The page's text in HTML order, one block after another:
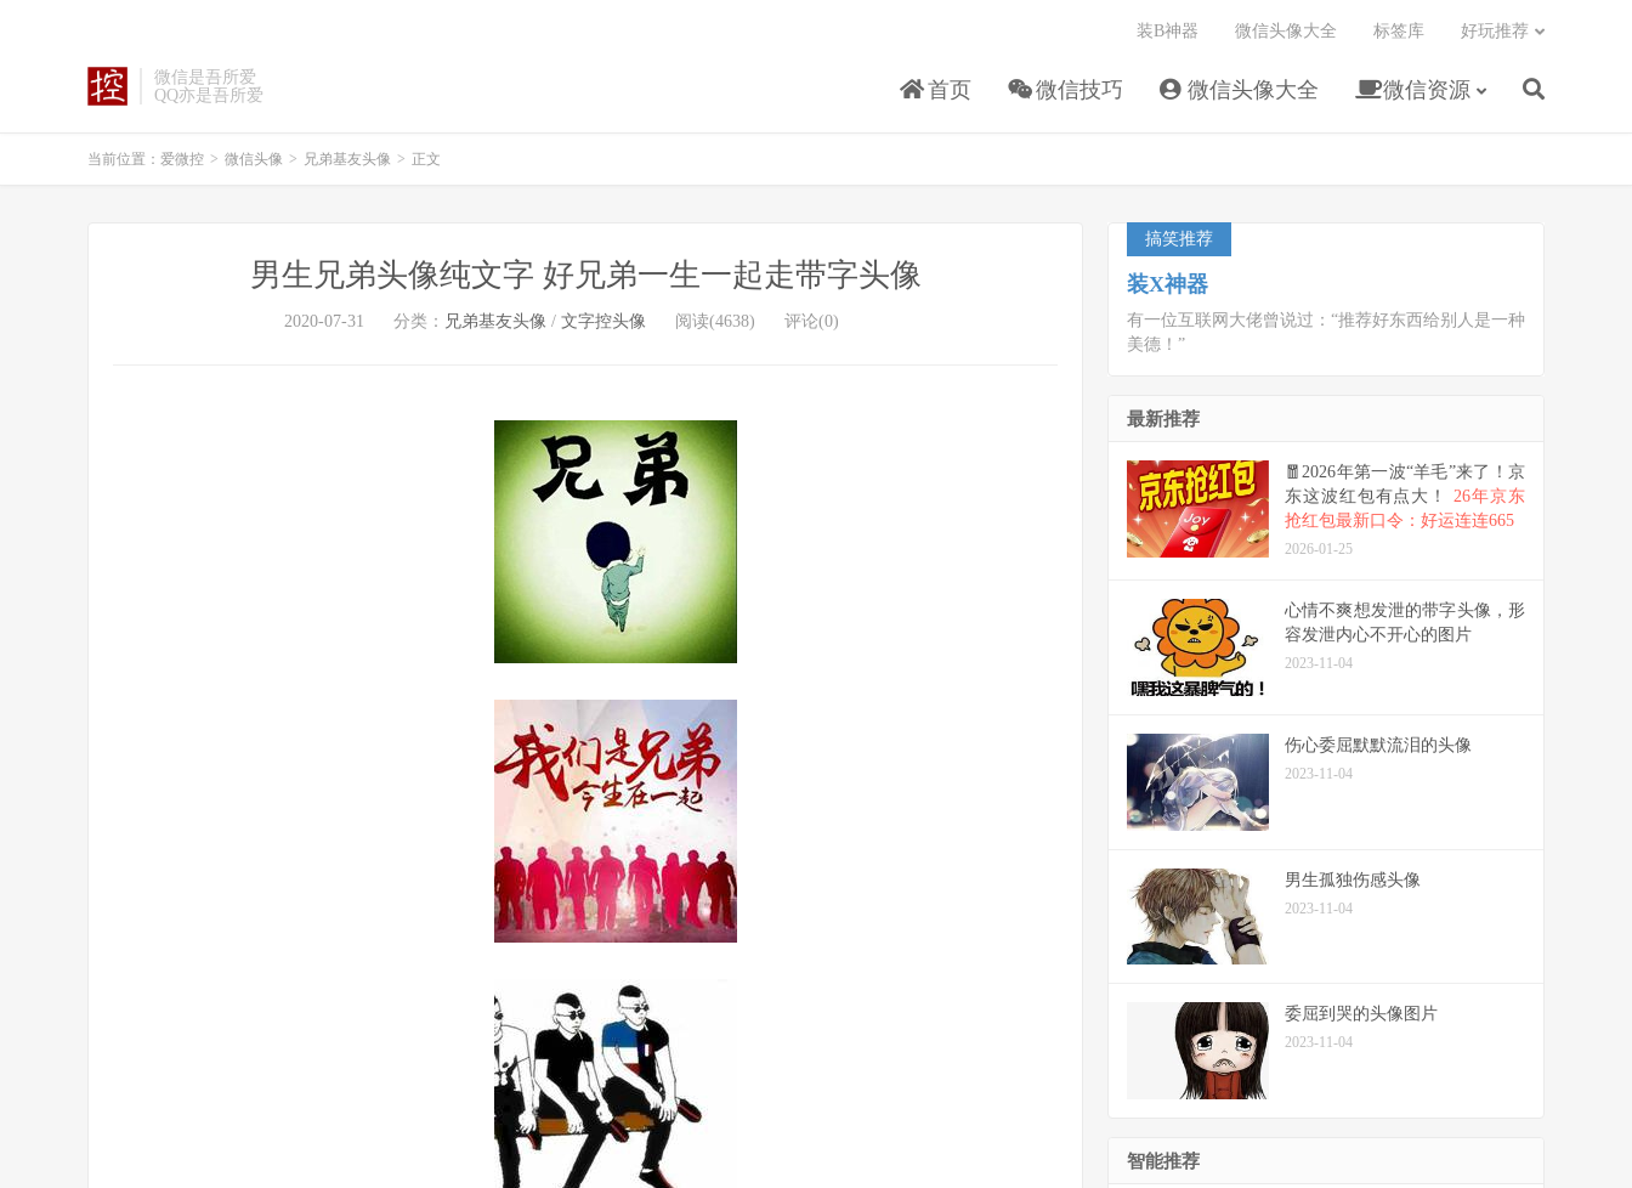
微信是吾所爱
QQ亦是吾所爱
首页 微信技巧 微信头像大全 微信资源
装B神器 微信头像大全 标签库 好玩推荐
当前位置： 爱微控 > 微信头像 > 兄弟基友头像 > 正文
男生兄弟头像纯文字 好兄弟一生一起走带字头像
2020-07-31 分类： 兄弟基友头像 / 文字控头像 阅读(4638) 评论(0)
搞笑推荐
装X神器
有一位互联网大佬曾说过：“推荐好东西给别人是一种
美德！”
最新推荐
🧧2026年第一波“羊毛”来了！京
东这波红包有点大！ 26年京东
抢红包最新口令：好运连连665
2026-01-25
心情不爽想发泄的带字头像，形
容发泄内心不开心的图片
2023-11-04
伤心委屈默默流泪的头像
2023-11-04
男生孤独伤感头像
2023-11-04
委屈到哭的头像图片
2023-11-04
智能推荐